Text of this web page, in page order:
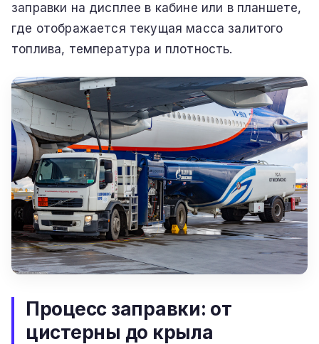
заправки на дисплее в кабине или в планшете,
где отображается текущая масса залитого
топлива, температура и плотность.
Процесс заправки: от
цистерны до крыла